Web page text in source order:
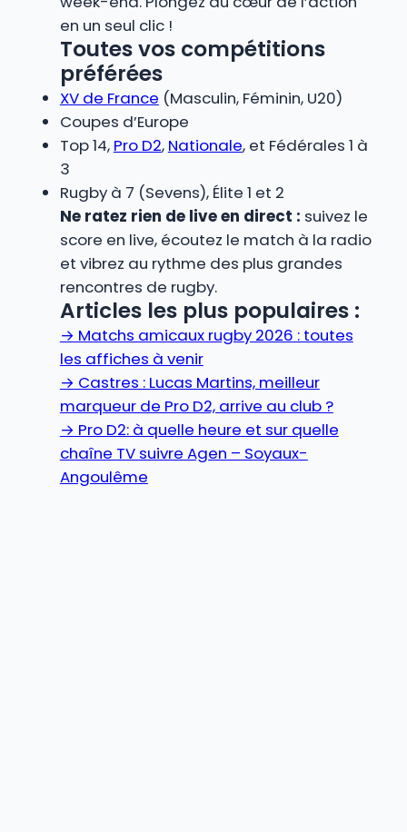
en un seul clic !
Toutes vos compétitions
préférées
XV de France (Masculin, Féminin, U20)
Coupes d’Europe
Top 14, Pro D2, Nationale, et Fédérales 1 à
3
Rugby à 7 (Sevens), Élite 1 et 2
Ne ratez rien de live en direct : suivez le
score en live, écoutez le match à la radio
et vibrez au rythme des plus grandes
rencontres de rugby.
Articles les plus populaires :
→ Matchs amicaux rugby 2026 : toutes
les affiches à venir
→ Castres : Lucas Martins, meilleur
marqueur de Pro D2, arrive au club ?
→ Pro D2: à quelle heure et sur quelle
chaîne TV suivre Agen – Soyaux-
Angoulême